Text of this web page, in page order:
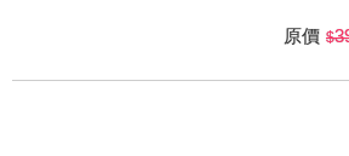
原價